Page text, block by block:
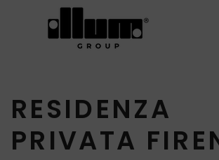
RESIDENZA
PRIVATA